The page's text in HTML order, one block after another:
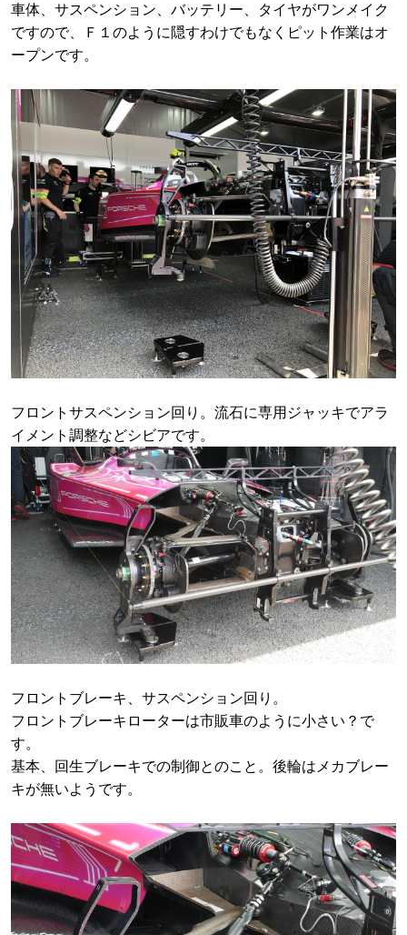
車体、サスペンション、バッテリー、タイヤがワンメイク
ですので、Ｆ１のように隠すわけでもなくピット作業はオ
ープンです。
フロントサスペンション回り。流石に専用ジャッキでアラ
イメント調整などシビアです。
フロントブレーキ、サスペンション回り。
フロントブレーキローターは市販車のように小さい？で
す。
基本、回生ブレーキでの制御とのこと。後輪はメカブレー
キが無いようです。